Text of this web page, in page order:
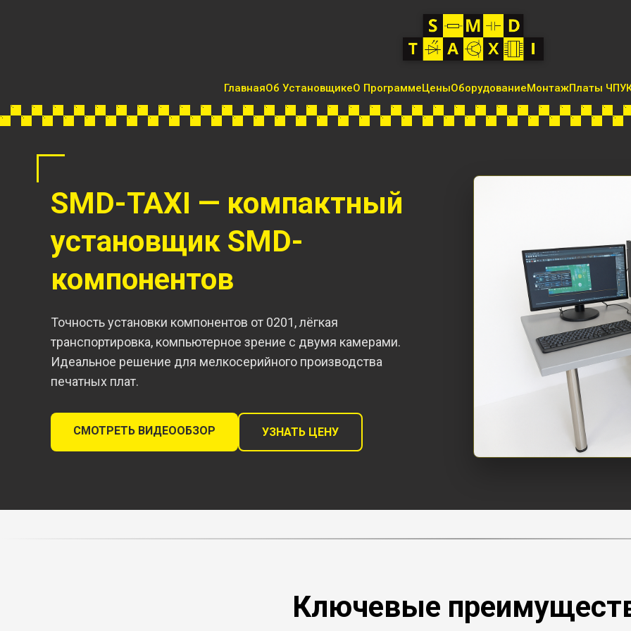
ГлавнаяОб УстановщикеО ПрограммеЦеныОборудованиеМонтажПлаты ЧПУ
SMD-TAXI — компактный
установщик SMD-
компонентов
Точность установки компонентов от 0201, лёгкая
транспортировка, компьютерное зрение с двумя камерами.
Идеальное решение для мелкосерийного производства
печатных плат.
СМОТРЕТЬ ВИДЕООБЗОР УЗНАТЬ ЦЕНУ
Ключевые